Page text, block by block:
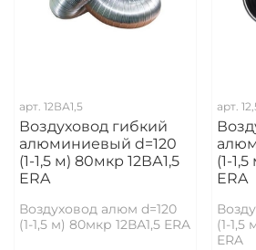
арт. 12ВА1,5
Воздуховод гибкий
алюминиевый d=120
(1-1,5 м) 80мкр 12ВА1,5
ERA
Воздуховод алюм d=120
(1-1,5 м) 80мкр 12ВА1,5 ERA
арт.
(1-
ERA
(1-1,5
ERA